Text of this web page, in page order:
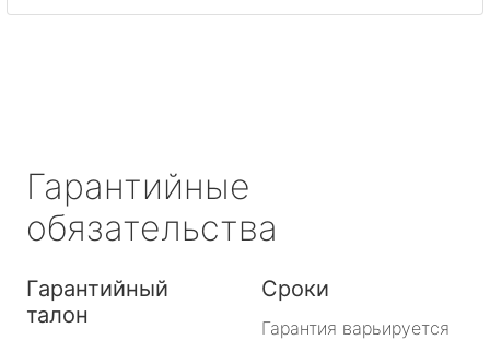
Гарантийные
обязательства
Гарантийный
талон
Сроки
Гарантия варьируется